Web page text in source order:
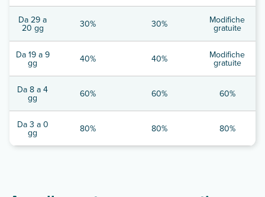
Da 29 a
20 gg 30% 30% Modifiche
gratuite
Da 19 a 9
gg 40% 40% Modifiche
gratuite
Da 8 a 4
gg 60% 60% 60%
Da 3 a 0
gg 80% 80% 80%